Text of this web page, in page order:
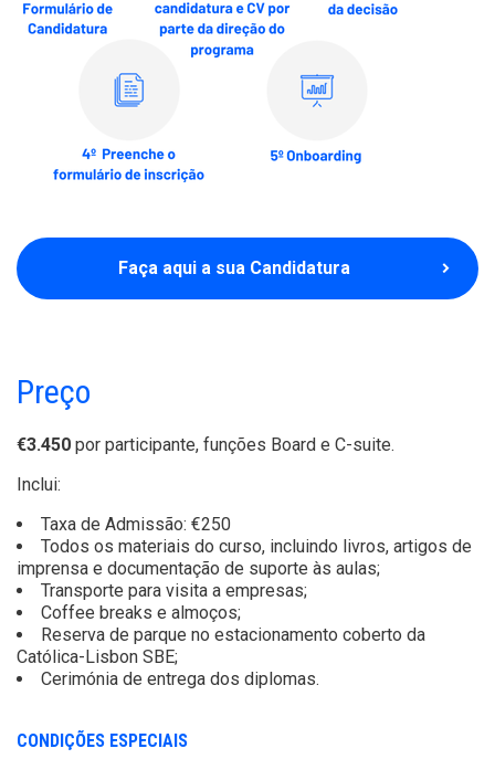
Faça aqui a sua Candidatura
Preço
€3.450 por participante, funções Board e C-suite.
Inclui:
Taxa de Admissão: €250
Todos os materiais do curso, incluindo livros, artigos de
imprensa e documentação de suporte às aulas;
Transporte para visita a empresas;
Coffee breaks e almoços;
Reserva de parque no estacionamento coberto da
Católica-Lisbon SBE;
Cerimónia de entrega dos diplomas.
CONDIÇÕES ESPECIAIS